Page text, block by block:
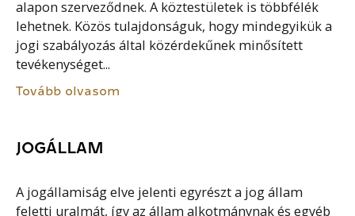
alapon szerveződnek. A köztestületek is többfélék
lehetnek. Közös tulajdonságuk, hogy mindegyikük a
jogi szabályozás által közérdekűnek minősített
tevékenységet...
Tovább olvasom
JOGÁLLAM
A jogállamiság elve jelenti egyrészt a jog állam
feletti uralmát, így az állam alkotmánynak és egyéb